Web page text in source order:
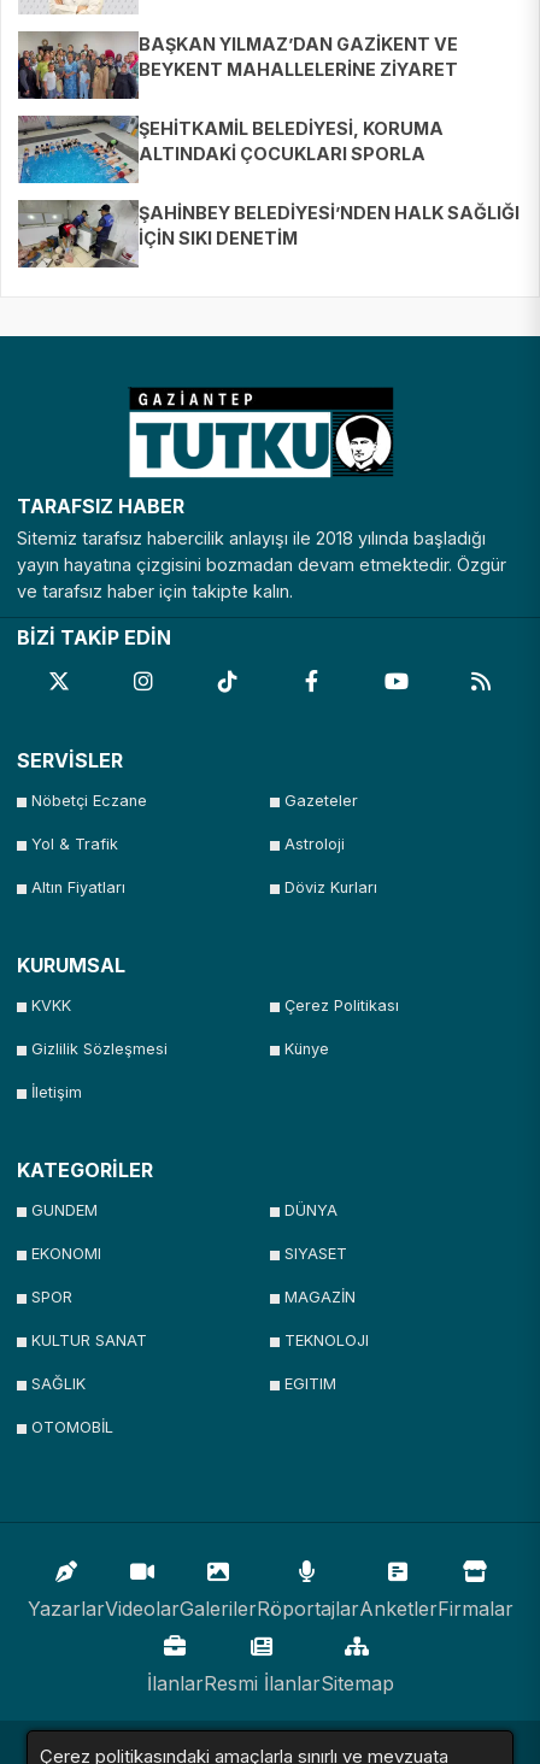
BAŞKAN YILMAZ’DAN GAZİKENT VE
BEYKENT MAHALLELERİNE ZİYARET
ŞEHİTKAMİL BELEDİYESİ, KORUMA
ALTINDAKİ ÇOCUKLARI SPORLA
ŞAHİNBEY BELEDİYESİ’NDEN HALK SAĞLIĞI
İÇİN SIKI DENETİM
TARAFSIZ HABER
Sitemiz tarafsız habercilik anlayışı ile 2018 yılında başladığı
yayın hayatına çizgisini bozmadan devam etmektedir. Özgür
ve tarafsız haber için takipte kalın.
BİZİ TAKİP EDİN
SERVİSLER
Nöbetçi Eczane Gazeteler
Yol & Trafik Astroloji
Altın Fiyatları Döviz Kurları
KURUMSAL
KVKK Çerez Politikası
Gizlilik Sözleşmesi Künye
İletişim
KATEGORİLER
GUNDEM DÜNYA
EKONOMI SIYASET
SPOR MAGAZİN
KULTUR SANAT TEKNOLOJI
SAĞLIK EGITIM
OTOMOBİL
YazarlarVideolarGalerilerRöportajlarAnketlerFirmalar
İlanlarResmi İlanlarSitemap
Haber Sitesi © 2016 - 2024. Tüm Hakları Saklıdır.
Çerez politikasındaki amaçlarla sınırlı ve mevzuata